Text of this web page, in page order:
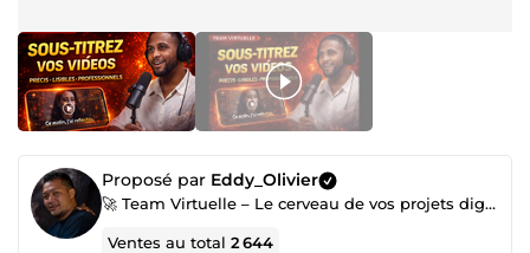
Proposé par Eddy_Olivier
🚀 Team Virtuelle – Le cerveau de vos projets digitaux, à distance mais 100 % présent.
Ventes au total2 644